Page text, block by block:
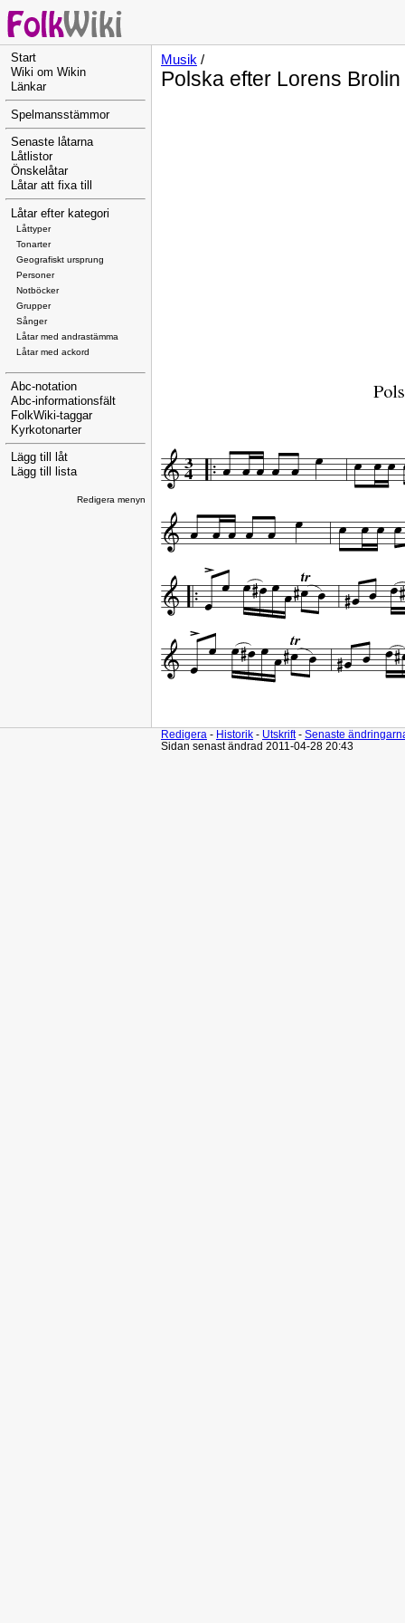
Start
Wiki om Wikin
Länkar
Spelmansstämmor
Senaste låtarna
Låtlistor
Önskelåtar
Låtar att fixa till
Låtar efter kategori
Låttyper
Tonarter
Geografiskt ursprung
Personer
Notböcker
Grupper
Sånger
Låtar med andrastämma
Låtar med ackord
Abc-notation
Abc-informationsfält
FolkWiki-taggar
Kyrkotonarter
Lägg till låt
Lägg till lista
Redigera menyn
Musik /
Polska efter Lorens
Redigera - Historik - Utskrift- Senaste
Sidan senast ändrad 2011-04-28 20:43